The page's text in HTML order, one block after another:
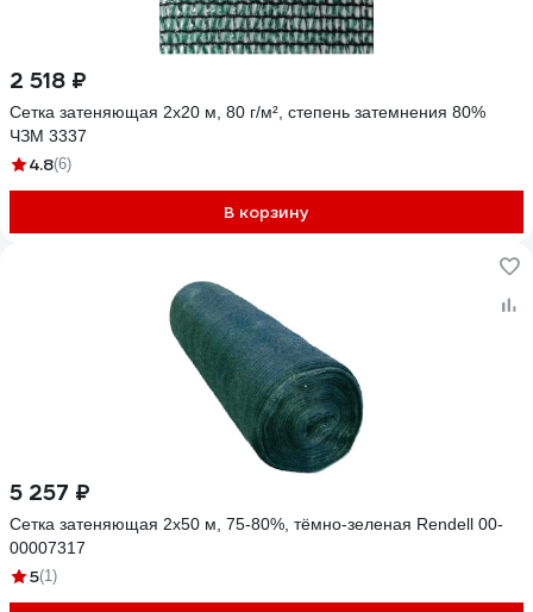
2 518 ₽
Сетка затеняющая 2x20 м, 80 г/м², степень затемнения 80%
ЧЗМ 3337
4.8(6)
В корзину
5 257 ₽
Сетка затеняющая 2x50 м, 75-80%, тёмно-зеленая Rendell 00-
00007317
5(1)